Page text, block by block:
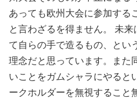
あっても欧州大会に参加する
と言わざるを得ません。 未来
て自らの手で造るもの、とい
理念だと思っています。また
いことをガムシャラにやると
ークホルダーを無視すること